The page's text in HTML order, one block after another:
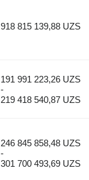
918 815 139,88 UZS
191 991 223,26 UZS
-
219 418 540,87 UZS
246 845 858,48 UZS
-
301 700 493,69 UZS